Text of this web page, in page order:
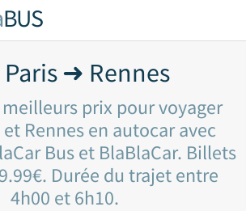
BUS
Paris ➜ Rennes
prix pour voyager
Rennes en autocar avec
Bus et BlaBlaCar. Billets
Durée du trajet entre
4h00 et 6h10.